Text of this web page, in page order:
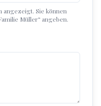
angezeigt. Sie können
Müller“ angeben.